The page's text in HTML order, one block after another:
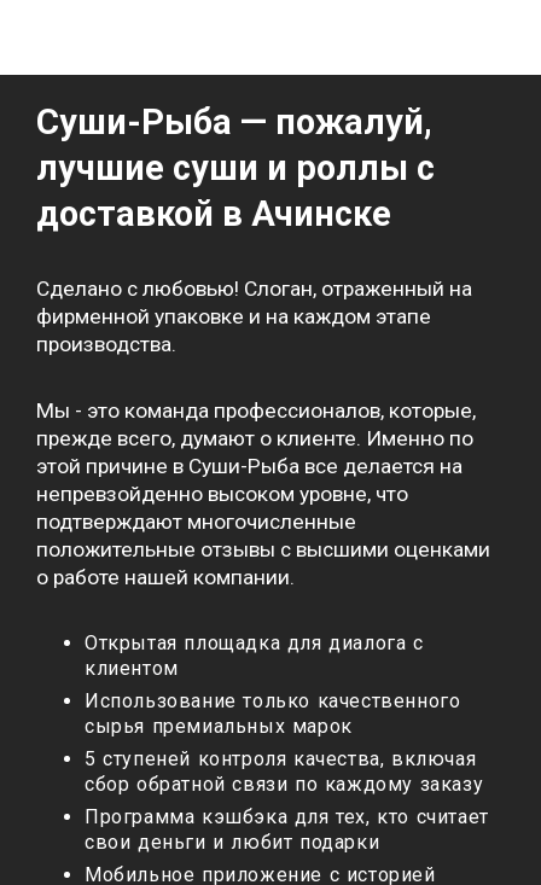
Суши-Рыба — пожалуй,
лучшие суши и роллы с
доставкой в Ачинске
Сделано с любовью! Слоган, отраженный на
фирменной упаковке и на каждом этапе
производства.
Мы - это команда профессионалов, которые,
прежде всего, думают о клиенте. Именно по
этой причине в Суши-Рыба все делается на
непревзойденно высоком уровне, что
подтверждают многочисленные
положительные отзывы с высшими оценками
о работе нашей компании.
Открытая площадка для диалога с
клиентом
Использование только качественного
сырья премиальных марок
5 ступеней контроля качества, включая
сбор обратной связи по каждому заказу
Программа кэшбэка для тех, кто считает
свои деньги и любит подарки
Мобильное приложение с историей